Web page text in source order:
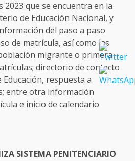
2023 que se encuentra en la
de Educación Nacional, y
del paso a paso
de matrícula, así como las
migrante o primera
directorio de contacto
respuesta a
entre otra información
e inicio de calendario
SISTEMA PENITENCIARIO